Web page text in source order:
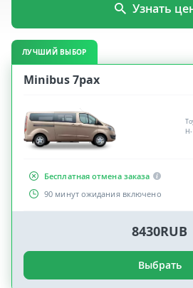
Узнать
ЛУЧШИЙ ВЫБОР
Minibus 7pax
Бесплатная отмена заказа
90 минут ожидания включено
8430RUB
Выбрать